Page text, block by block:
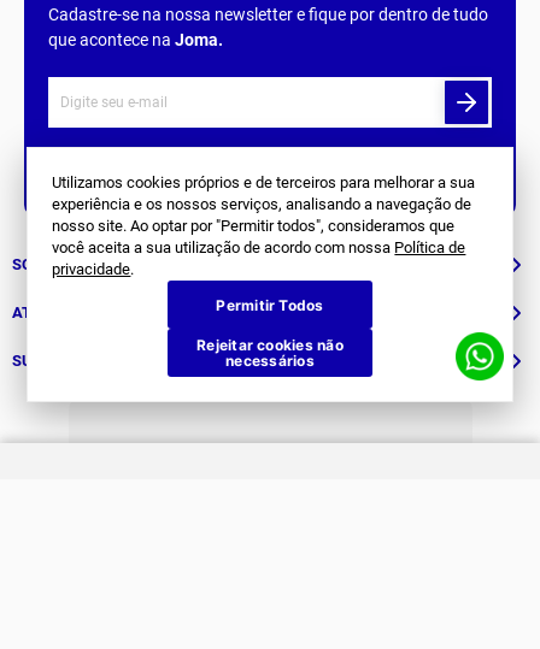
Utilizamos cookies próprios e de terceiros para melhorar a sua
experiência e os nossos serviços, analisando a navegação de
nosso site. Ao optar por "Permitir todos", consideramos que
você aceita a sua utilização de acordo com nossa Política de
privacidade.
Permitir Todos
Rejeitar cookies não
necessários
Cadastre-se na nossa newsletter e fique por dentro de tudo
que acontece na Joma.
Siga Nos
SOBRE NÓS
História
Patrocinados
ATENDIMENTO
Whatsapp
E-mail
SUPORTE